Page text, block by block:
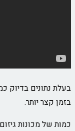
בדיוק כמו
יותר.
גיזום ביג